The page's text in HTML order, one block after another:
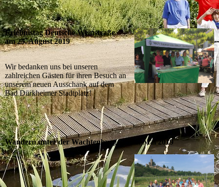
Erlebnistag Deutsche Weinstraße
am 25. August 2019
Wir bedanken uns bei unseren
zahlreichen Gästen für ihren Besuch an
unserem neuen Ausschank auf dem
Bad Dürkheimer Stadtplatz!
Wandern unter der Wachtenburg am 25. Mai 2019